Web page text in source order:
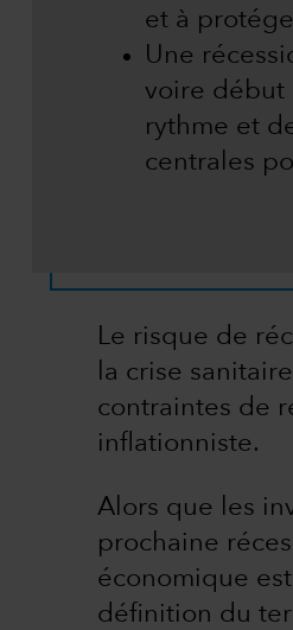
et à
Une
voire début
rythme et
centrales
Le risque de
la crise
contraintes de
inflationniste.
Alors que les
prochaine
économique
définition du